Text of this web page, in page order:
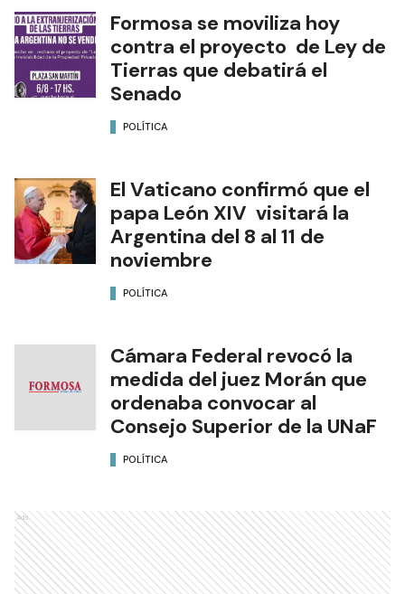
Formosa se moviliza hoy
contra el proyecto de Ley de
Tierras que debatirá el
Senado
POLÍTICA
El Vaticano confirmó que el
papa León XIV visitará la
Argentina del 8 al 11 de
noviembre
POLÍTICA
Cámara Federal revocó la
medida del juez Morán que
ordenaba convocar al
Consejo Superior de la UNaF
POLÍTICA
Ads